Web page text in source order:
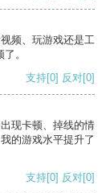
频、玩游戏还是工
。
支持[0] 反对[0]
现卡顿、掉线的情
的游戏水平提升了
支持[0] 反对[0]